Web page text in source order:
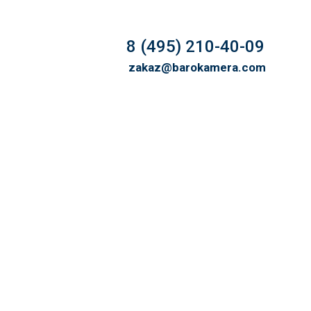
8 (495) 210-40-09
zakaz@barokamera.com